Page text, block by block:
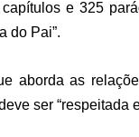
e 325
do Pai”.
aborda as
ser “respeitada